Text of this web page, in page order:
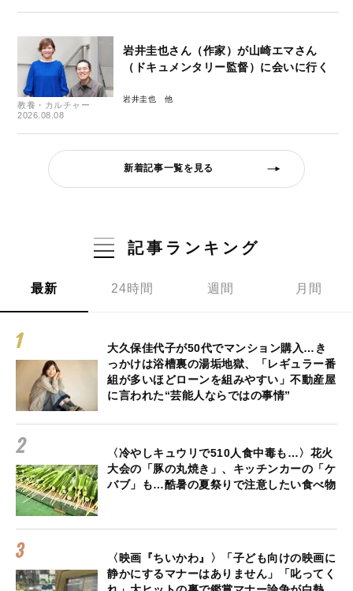
教養・カルチャー
2026.08.08
岩井圭也さん（作家）が山崎エマさん
（ドキュメンタリー監督）に会いに行く
岩井圭也
新着記事一覧を見る
記事ランキング
最新 24時間 週間 月間
大久保佳代子が50代でマンション購入…き
っかけは浴槽裏の湯垢地獄、「レギュラー番
組が多いほどローンを組みやすい」不動産屋
に言われた“芸能人ならではの事情”
〈冷やしキュウリで510人食中毒も…〉花火
大会の「豚の丸焼き」、キッチンカーの「ケ
バブ」も…酷暑の夏祭りで注意したい食べ物
〈映画『ちいかわ』〉「子ども向けの映画に
静かにするマナーはありません」「叱ってく